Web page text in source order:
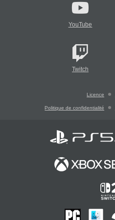
YouTube
Twitch
Licence
Politique de confidentialité